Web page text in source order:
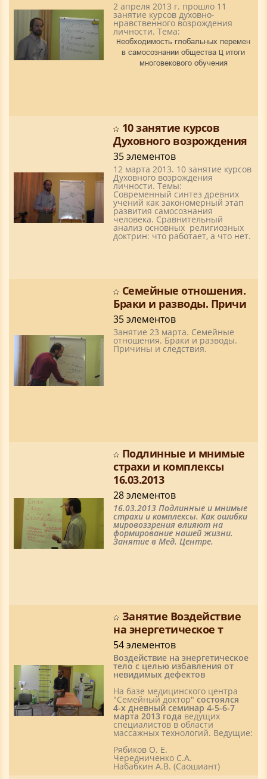
2 апреля 2013 г. прошло 11
занятие курсов духовно-
нравственного возрождения
личности. Тема:
Необходимость глобальных перемен
в самосознании общества – итоги
многовекового обучения
10 занятие курсов
Духовного возрождения
35 элементов
12 марта 2013. 10 занятие курсов
Духовного возрождения
личности. Темы:
Современный синтез древних
учений как закономерный этап
развития самосознания
человека. Сравнительный
анализ основных религиозных
доктрин: что работает, а что нет.
Семейные отношения.
Браки и разводы. Причи
35 элементов
Занятие 23 марта. Семейные
отношения. Браки и разводы.
Причины и следствия.
Подлинные и мнимые
страхи и комплексы
16.03.2013
28 элементов
16.03.2013 Подлинные и мнимые
страхи и комплексы. Как ошибки
мировоззрения влияют на
формирование нашей жизни.
Занятие в Мед. Центре.
Занятие Воздействие
на энергетическое т
54 элементов
Воздействие на энергетическое
тело с целью избавления от
невидимых дефектов
На базе медицинского центра
"Семейный доктор" состоялся
4-х дневный семинар 4-5-6-7
марта 2013 года ведущих
специалистов в области
массажных технологий. Ведущие:
Рябиков О. Е.
Чередниченко С.А.
Набабкин А.В. (Саошиант)